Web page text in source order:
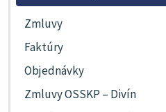
Zmluvy
Faktúry
Objednávky
Zmluvy OSSKP – Divín